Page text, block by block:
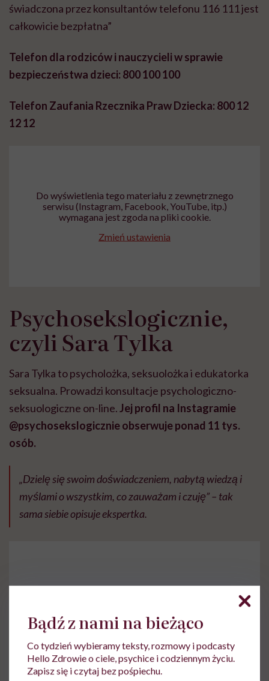
świadczona przez konsultantów telefonu 116 111 jest
całkowicie bezpłatna”
Telefon dla rodziców i nauczycieli w sprawie
bezpieczeństwa dzieci: 800 100 100
Telefon Zaufania Rzecznika Praw Dziecka: 800 12
12 12
Do wyświetlenia tego materiału z zewnętrznego
serwisu (Instagram, Facebook, YouTube, itp.)
wymagana jest zgoda na pliki cookie.
Zmień ustawienia
Psychosekslogicznie,
czyli Sara Tylka
Sara Tylka to psycholożka, seksuolożka i edukatorka
seksualna. Prowadzi konsultacje psychologiczno-
seksuologiczne on-line.Jej profil na Instagramie
@psychosekslogicznie obserwuje ponad 11 tys.
osób.
„Dzielę się swoim doświadczeniem, nabytą wiedzą i
myślami o wszystkim, co zauważam i czuję” – tak
sama siebie opisuje ekspertka.
serwisu (Instagram, Facebook, YouTube, itp.)
wymagana jest zgoda na pliki cookie.
Zmień ustawienia
Bądź z nami na bieżąco
Co tydzień wybieramy teksty, rozmowy i podcasty
Hello Zdrowie o ciele, psychice i codziennym życiu.
Zapisz się i czytaj bez pośpiechu.